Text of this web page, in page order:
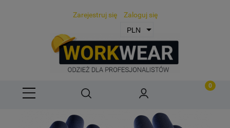
Zarejestruj się Zaloguj się